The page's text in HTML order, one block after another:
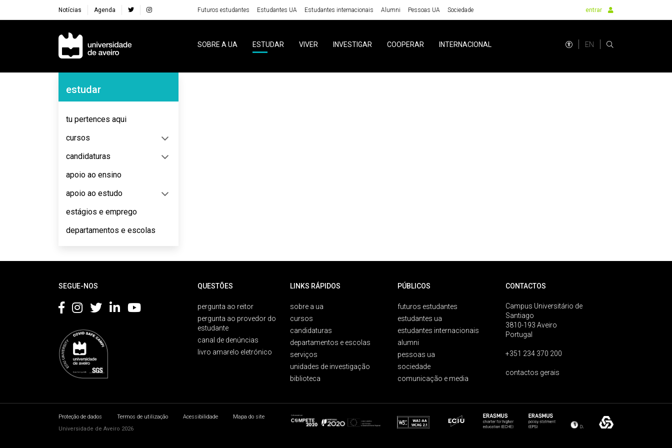
Notícias Agenda Futuros estudantes Estudantes UA Estudantes internacionais Alumni Pessoas UA Sociedade entrar
Navegação Principal
SOBRE A UA ESTUDAR VIVER INVESTIGAR COOPERAR INTERNACIONAL EN
Navegação Lateral
estudar
tu pertences aqui
cursos
candidaturas
apoio ao ensino
apoio ao estudo
estágios e emprego
departamentos e escolas
SEGUE-NOS QUESTÕES
pergunta ao reitor
pergunta ao provedor do
estudante
canal de denúncias
livro amarelo eletrónico
LINKS RÁPIDOS
sobre a ua
cursos
candidaturas
departamentos e escolas
serviços
unidades de investigação
biblioteca
PÚBLICOS
futuros estudantes
estudantes ua
estudantes internacionais
alumni
pessoas ua
sociedade
comunicação e media
CONTACTOS
Campus Universitário de
Santiago
3810-193 Aveiro
Portugal
+351 234 370 200
contactos gerais
Proteção de dados Termos de utilização Acessibilidade
Mapa do site
Universidade de Aveiro 2026